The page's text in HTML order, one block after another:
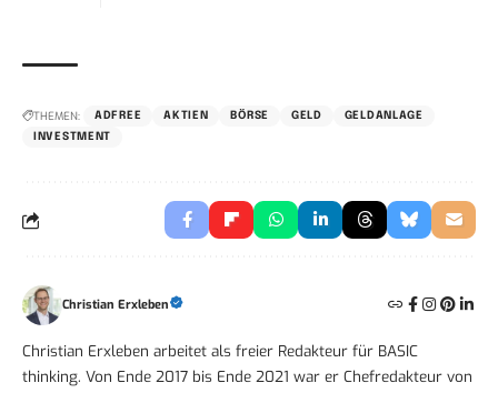
THEMEN: ADFREE AKTIEN BÖRSE GELD
GELDANLAGE
INVESTMENT
Christian Erxleben
Christian Erxleben arbeitet als freier Redakteur für BASIC
thinking. Von Ende 2017 bis Ende 2021 war er Chefredakteur von